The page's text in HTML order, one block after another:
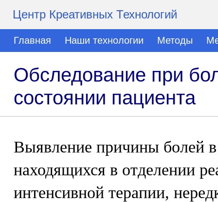
Центр Креативных Технологий
Главная Наши технологии Методы
Обследование при
состоянии пациента
Выявление причины болей
находящихся в отделении
интенсивной терапии,